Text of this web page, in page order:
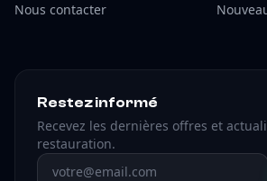
Nous contacter
Restez informé
Recevez les dernières offres et
restauration.
Adresse email